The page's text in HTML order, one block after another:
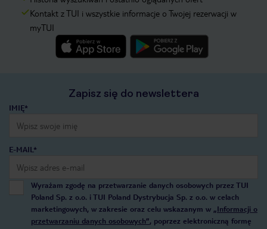
Kontakt z TUI i wszystkie informacje o Twojej rezerwacji w
myTUI
Zapisz się do newslettera
IMIĘ*
E-MAIL*
Wyrażam zgodę na przetwarzanie danych osobowych przez TUI
Poland Sp. z o.o. i TUI Poland Dystrybucja Sp. z o.o. w celach
marketingowych, w zakresie oraz celu wskazanym w „Informacji o
przetwarzaniu danych osobowych”, poprzez elektroniczną formę